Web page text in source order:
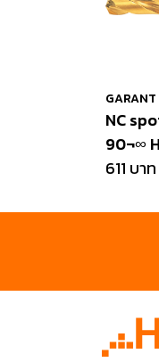
GARANT
NC
90¬∞
611 บาท